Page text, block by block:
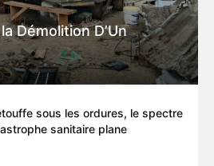
Démolition D’Un
sous les ordures, le spectre
sanitaire plane